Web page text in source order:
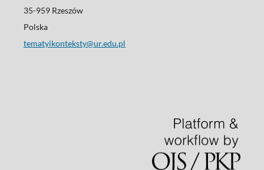
35-959 Rzeszów
Polska
tematyikonteksty@ur.edu.pl